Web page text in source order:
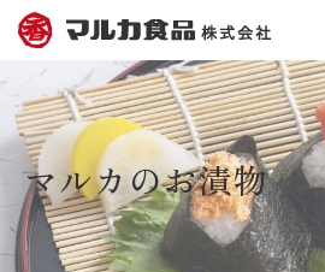
マルカのお漬物